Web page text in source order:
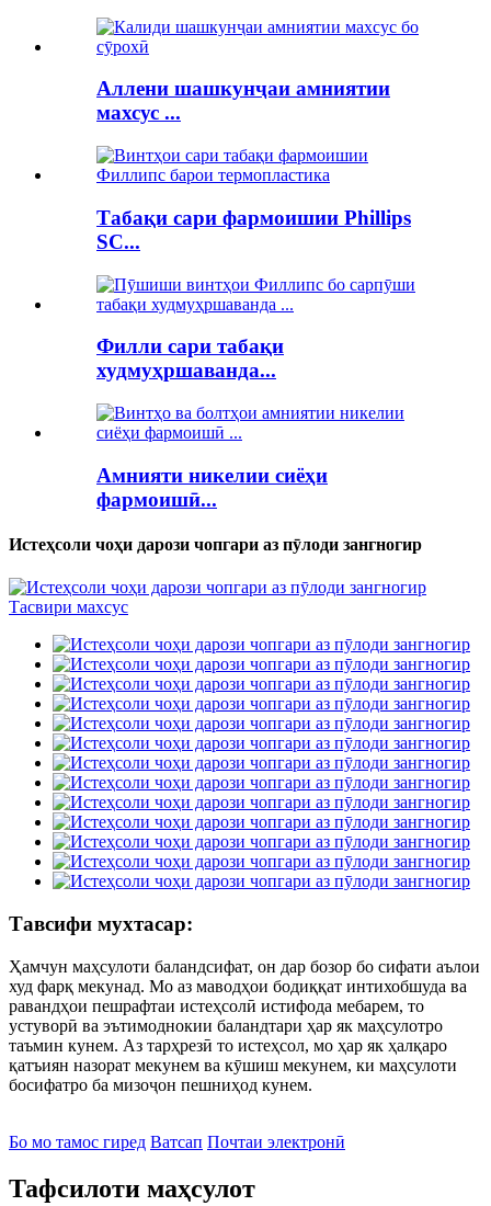
Аллени шашкунҷаи амниятии
махсус ...
Табақи сари фармоишии Phillips
SC...
Филли сари табақи
худмуҳршаванда...
Амнияти никелии сиёҳи
фармоишӣ...
Истеҳсоли чоҳи дарози чопгари аз пӯлоди зангногир
Тавсифи мухтасар:
Ҳамчун маҳсулоти баландсифат, он дар бозор бо сифати аълои
худ фарқ мекунад. Мо аз маводҳои бодиққат интихобшуда ва
равандҳои пешрафтаи истеҳсолӣ истифода мебарем, то
устуворӣ ва эътимоднокии баландтари ҳар як маҳсулотро
таъмин кунем. Аз тарҳрезӣ то истеҳсол, мо ҳар як ҳалқаро
қатъиян назорат мекунем ва кӯшиш мекунем, ки маҳсулоти
босифатро ба мизоҷон пешниҳод кунем.
Бо мо тамос гиред Ватсап Почтаи электронӣ
Тафсилоти маҳсулот